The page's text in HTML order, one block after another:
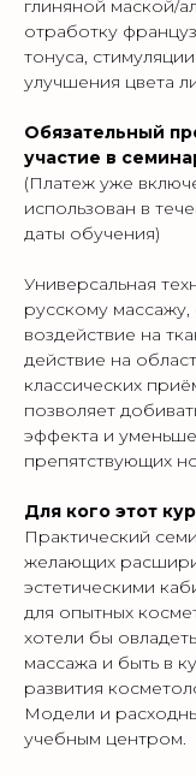
глиняной маской/
отработку
тонуса,
улучшения цвета
Обязательный
участие в
(Платеж уже
использован в
даты обучения)
Универсальная
русскому
воздействие на
действие на
классических
позволяет
эффекта и
препятствующих
Для кого этот
Практический
желающих
эстетическими
для опытных
хотели бы
массажа и быть в
развития
Модели и
учебным центром.